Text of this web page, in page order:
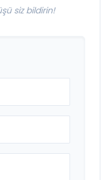
siz bildirin!